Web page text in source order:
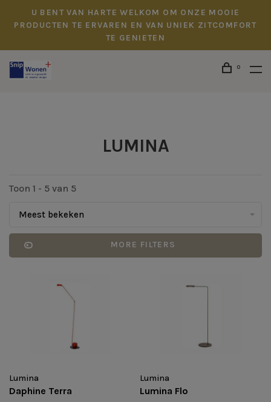
U BENT VAN HARTE WELKOM OM ONZE MOOIE
PRODUCTEN TE ERVAREN EN VAN UNIEK ZITCOMFORT
TE GENIETEN
0
LUMINA
Toon 1 - 5 van 5
Meest bekeken
MORE FILTERS
Lumina
Daphine Terra
Lumina
Lumina Flo